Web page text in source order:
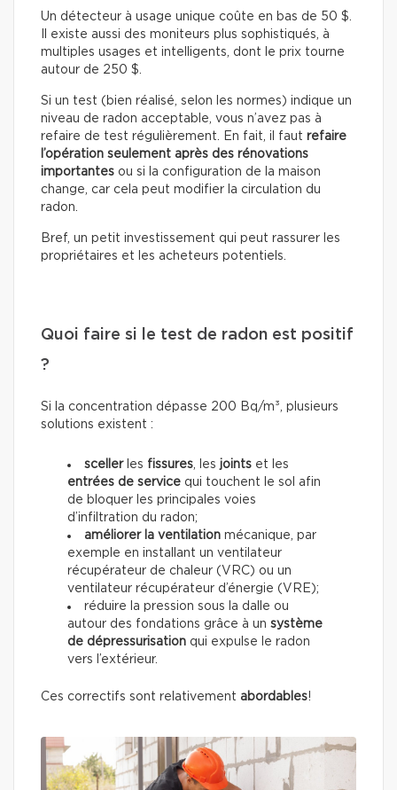
Un détecteur à usage unique coûte en bas de 50 $.
Il existe aussi des moniteurs plus sophistiqués, à
multiples usages et intelligents, dont le prix tourne
autour de 250 $.
Si un test (bien réalisé, selon les normes) indique un
niveau de radon acceptable, vous n’avez pas à
refaire de test régulièrement. En fait, il faut refaire
l’opération seulement après des rénovations
importantes ou si la configuration de la maison
change, car cela peut modifier la circulation du
radon.
Bref, un petit investissement qui peut rassurer les
propriétaires et les acheteurs potentiels.
Quoi faire si le test de radon est positif
?
Si la concentration dépasse 200 Bq/m³, plusieurs
solutions existent :
sceller les fissures , les joints et les
entrées de service qui touchent le sol afin
de bloquer les principales voies
d’infiltration du radon;
améliorer la ventilation mécanique, par
exemple en installant un ventilateur
récupérateur de chaleur (VRC) ou un
ventilateur récupérateur d’énergie (VRE);
réduire la pression sous la dalle ou
autour des fondations grâce à un système
de dépressurisation qui expulse le radon
vers l’extérieur.
Ces correctifs sont relativement abordables!